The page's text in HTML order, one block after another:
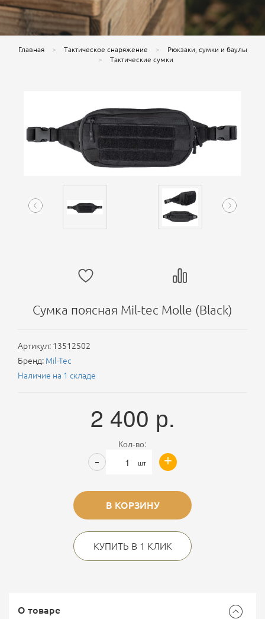
Главная Тактическое снаряжение
Рюкзаки, сумки и баулы
Тактические сумки
Сумка поясная Mil-tec Molle (Black)
Артикул: 13512502
Бренд: Mil-Tec
Наличие на 1 складе
2 400 р.
Кол-во:
шт +
-
В КОРЗИНУ
КУПИТЬ В 1 КЛИК
О товаре